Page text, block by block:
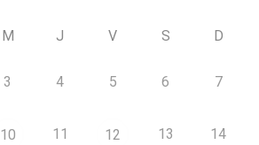
M J V S D
3 4 5 6 7
10 11 12 13 14